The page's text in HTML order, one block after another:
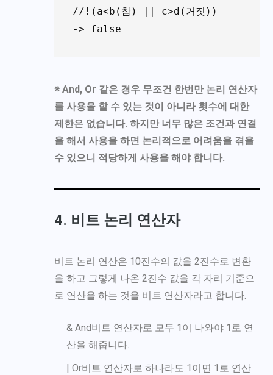
//!(a<b(참) || c>d(거짓))
-> false
※ And, Or 같은 경우 무조건 한번만 논리 연산자
를 사용을 할 수 있는 것이 아니라 횟수에 대한
제한은 없습니다. 하지만 너무 많은 조건과 연결
을 해서 사용을 하면 논리적으로 어려움을 겪을
수 있으니 적당하게 사용을 해야 합니다.
4. 비트 논리 연산자
비트 논리 연산은 10진수의 값을 2진수로 변환
을 하고 그렇게 나온 2진수 값을 각 자리 기준으
로 연산을 하는 것을 비트 연산자라고 합니다.
& And비트 연산자로 모두 1이 나와야 1로 연
산을 해줍니다.
| Or비트 연산자로 하나라도 1이면 1로 연산